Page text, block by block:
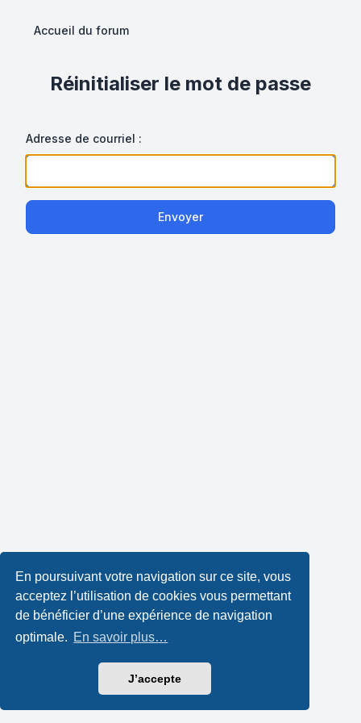
En poursuivant votre navigation sur ce site, vous
acceptez l’utilisation de cookies vous permettant
de bénéficier d’une expérience de navigation
optimale. En savoir plus…
J’accepte
Accueil du forum
Réinitialiser le mot de passe
Adresse de courriel :
Envoyer